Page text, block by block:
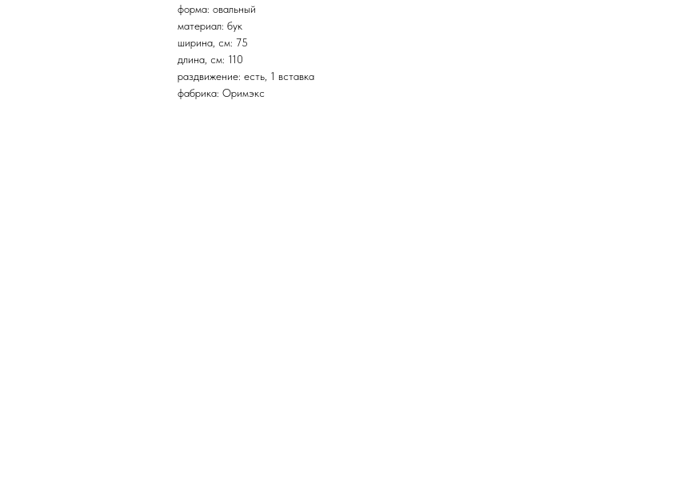
форма: овальный
материал: бук
ширина, см: 75
длина, см: 110
раздвижение: есть, 1 вставка
фабрика: Оримэкс